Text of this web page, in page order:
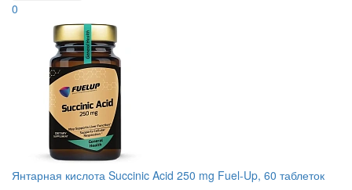
0
Янтарная кислота Succinic Acid 250 mg Fuel-Up, 60 таблеток